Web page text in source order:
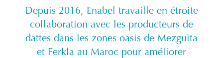
Depuis 2016, Enabel travaille en étroite
collaboration avec les producteurs de
dattes dans les zones oasis de Mezguita
et Ferkla au Maroc pour améliorer